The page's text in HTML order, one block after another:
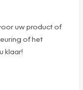
uw product of
of het
klaar!